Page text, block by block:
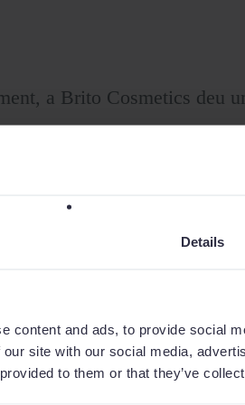
Details
content and ads, to provide social
site with our social media,
to them or that they’ve
a Brito Cosmetics deu
uma cobertura constante e
de acompanhamento. As
a todo o momento
o processamento de
atualizadas e
da Brito Cosmetics,
decisões com base em